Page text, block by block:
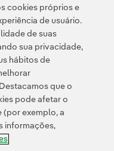
Informação legal
cookies próprios e
de usuário.
de suas
sua privacidade,
hábitos de
que o
pode afetar o
(por exemplo, a
informações,